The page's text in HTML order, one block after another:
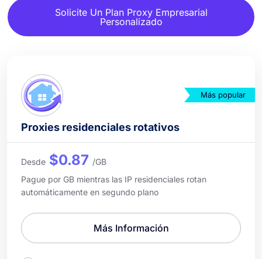
Solicite Un Plan Proxy Empresarial
Personalizado
Más popular
Proxies residenciales rotativos
Desde $0.87 /GB
Pague por GB mientras las IP residenciales rotan
automáticamente en segundo plano
Más Información